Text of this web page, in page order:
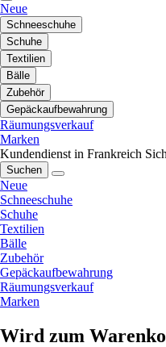
Neue
Schneeschuhe
Schuhe
Textilien
Bälle
Zubehör
Gepäckaufbewahrung
Räumungsverkauf
Marken
Kundendienst in Frankreich
Suchen
Neue
Schneeschuhe
Schuhe
Textilien
Bälle
Zubehör
Gepäckaufbewahrung
Räumungsverkauf
Marken
Wird zum